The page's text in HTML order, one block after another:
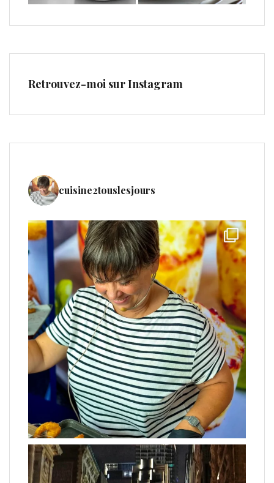
Retrouvez-moi sur Instagram
cuisine2touslesjours